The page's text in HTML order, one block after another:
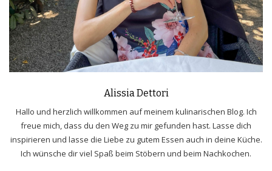
Alissia Dettori
Hallo und herzlich willkommen auf meinem kulinarischen Blog. Ich
freue mich, dass du den Weg zu mir gefunden hast. Lasse dich
inspirieren und lasse die Liebe zu gutem Essen auch in deine Küche.
Ich wünsche dir viel Spaß beim Stöbern und beim Nachkochen.